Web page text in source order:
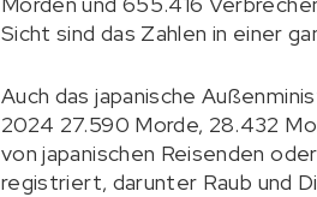
Sicht sind das Zahlen in einer
Auch das japanische
2024 27.590 Morde, 28.432
von japanischen Reisenden
registriert, darunter Raub und